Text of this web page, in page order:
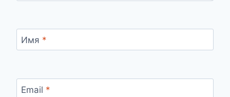
Имя *
Email *